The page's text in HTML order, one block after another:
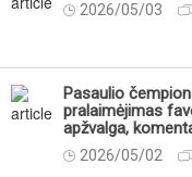
2026/05/03
Pasaulio
pralaimėjimas
apžvalga,
2026/05/02